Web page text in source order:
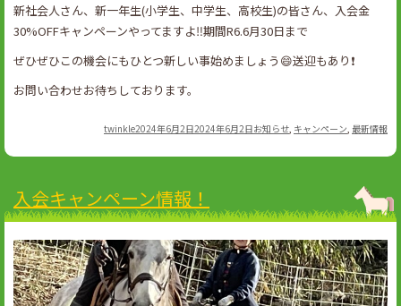
新社会人さん、新一年生(小学生、中学生、高校生)の皆さん、入会金
30%OFFキャンペーンやってますよ‼️期間R6.6月30日まで
ぜひぜひこの機会にもひとつ新しい事始めましょう😄送迎もあり❗️
お問い合わせお待ちしております。
Author
twinklePosted
2024年6月2日2024年6月2日Categories
お知らせ キャンペーン 最新情報
入会キャンペーン情報！